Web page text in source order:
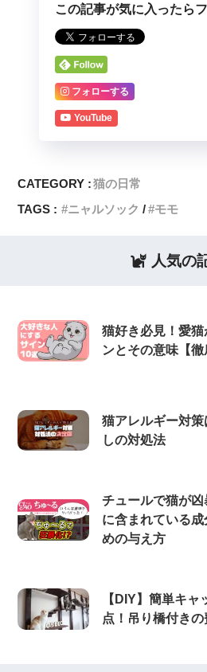
この記事が気に入ったら
フォローする
YouTube
CATEGORY :猫の日常
TAGS :
ニャルソック モモ
人気の
猫好き必見！愛
ンとその意味【徹
猫アレルギー対
しの対処法
チュールで猫が
に含まれている
めの与え方
【DIY】簡単キ
点！吊り橋付き